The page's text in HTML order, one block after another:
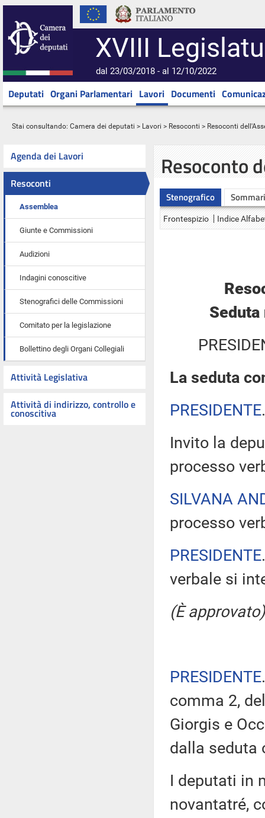
XVIII
dal 23/03/2018 - al 12/10/2022
Deputati Organi Parlamentari Lavori Documenti
Stai consultando: Camera dei deputati > Lavori > Resoconti > Resoconti
Agenda dei Lavori
Resoconti
Assemblea
Giunte e Commissioni
Audizioni
Indagini conoscitive
Stenografici delle Commissioni
Comitato per la legislazione
Bollettino degli Organi Collegiali
Attività Legislativa
Attività di indirizzo, controllo e
conoscitiva
Resoconto
Stenografico
Frontespizio Indice
La seduta
PRESIDENTE
Invito la
processo
SILVANA
processo
PRESIDENTE
verbale si
(È approvato)
PRESIDENTE
comma 2,
Giorgis e
dalla seduta
I deputati in
novantatré,